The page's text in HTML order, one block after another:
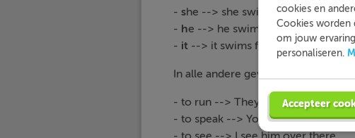
- she --> she swims fast.
- he --> he swims fast.
- it--> it swims fast.
In alle andere gevallen gebruik je
- to run --> They run across the
- to speak --> You speak very well.
cookies en
Cookies worden
om jouw
personaliseren.
Accepteer